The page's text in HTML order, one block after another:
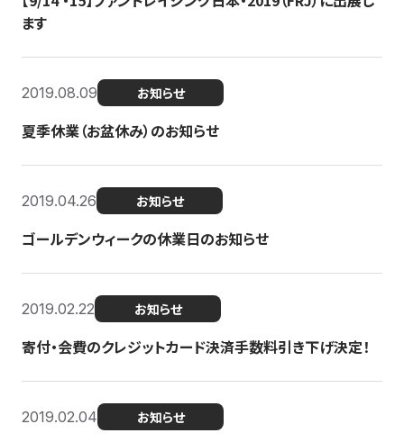
ます
2019.08.09 お知らせ
夏季休業（お盆休み）のお知らせ
2019.04.26 お知らせ
ゴールデンウィークの休業日のお知らせ
2019.02.22 お知らせ
寄付・会費のクレジットカード決済手数料引き下げ決定！
2019.02.04 お知らせ